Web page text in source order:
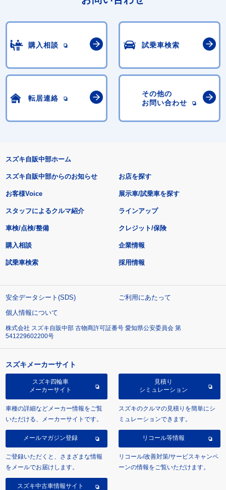
購入相談 試乗車検索
転居連絡
その他の
お問い合わせ
スズキ自販中部ホーム
スズキ自販中部からのお知らせ
お客様Voice
スタッフによるクルマ紹介
お店を探す
展示車/試乗車を探す
ラインアップ
車検/点検/整備 クレジット/保険
購入相談
試乗車検索
企業情報
採用情報
安全データシート(SDS)
ご利用にあたって
個人情報について
株式会社 スズキ自販中部 古物商許可証番号 愛知県公安委員会 第
541229602200号
スズキメーカーサイト
スズキ四輪車
メーカーサイト
車種の詳細などメーカー情報をご覧
いただける、メーカーサイトです。
見積り
シミュレーション
スズキのクルマの見積りを簡単にシ
ミュレーションできます。
メールマガジン登録
ご登録いただくと、さまざまな情報
をメールでお届けします。
リコール等情報
リコール/改善対策/サービスキャンペ
ーンの情報をご覧いただけます。
スズキ中古車情報サイト